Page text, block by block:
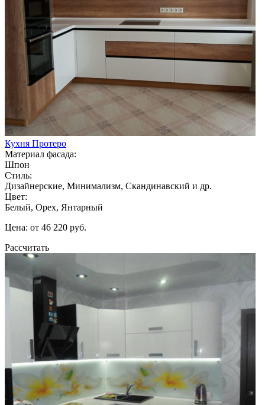
Кухня Протеро
Материал фасада:
Шпон
Стиль:
Дизайнерские, Минимализм, Скандинавский и др.
Цвет:
Белый, Орех, Янтарный
Цена: от 46 220 руб.
Рассчитать